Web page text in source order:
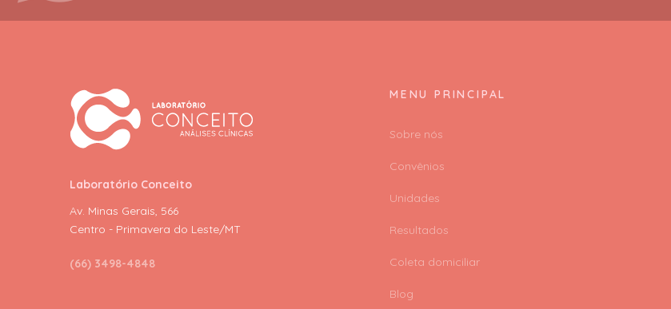
Laboratório Conceito
Av. Minas Gerais, 566
Centro - Primavera do Leste/MT
(66) 3498-4848
MENU PRINCIPAL
Sobre nós
Convênios
Unidades
Resultados
Coleta domiciliar
Blog